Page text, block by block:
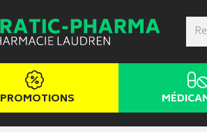
PROMOTIONS